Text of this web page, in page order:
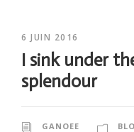
6 JUIN 2016
I sink under
splendour
GANOEE